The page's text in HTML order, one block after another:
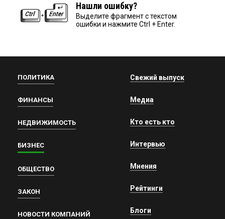
Нашли ошибку?
Выделите фрагмент с текстом
ошибки и нажмите Ctrl + Enter.
ПОЛИТИКА
ФИНАНСЫ
НЕДВИЖИМОСТЬ
БИЗНЕС
ОБЩЕСТВО
ЗАКОН
НОВОСТИ КОМПАНИЙ
Свежий выпуск
Медиа
Кто есть кто
Интервью
Мнения
Рейтинги
Блоги